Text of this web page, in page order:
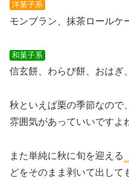
洋菓子系
モンブラン、抹茶ロールケ
和菓子系
信玄餅、わらび餅、おはぎ
秋といえば栗の季節なので
雰囲気があっていいですよ
また単純に秋に旬を迎える
どをそのまま剥いて出して